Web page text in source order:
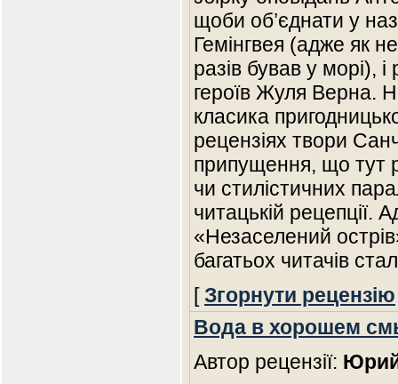
щоби об’єднати у
Гемінгвея (адже як
разів бував у морі),
героїв Жуля Верна.
класика
рецензіях твори
припущення, що тут
чи стилістичних
читацькій
«Незаселений
багатьох читачів
[Згорнути рецензію
Вода в хорошем
Автор рецензії: